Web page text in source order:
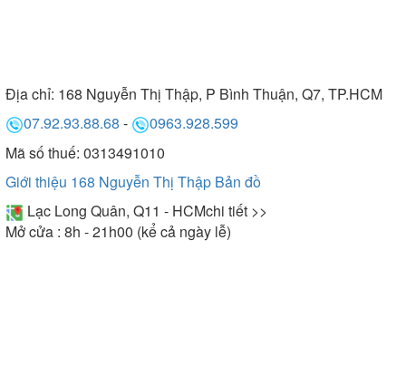
Địa chỉ: 168 Nguyễn Thị Thập, P Bình Thuận, Q7, TP.HCM
07.92.93.88.68 -
0963.928.599
Mã số thuế: 0313491010
Giới thiệu 168 Nguyễn Thị Thập Bản đồ
Lạc Long Quân, Q11 - HCMchi tiết >>
Mở cửa : 8h - 21h00 (kể cả ngày lễ)